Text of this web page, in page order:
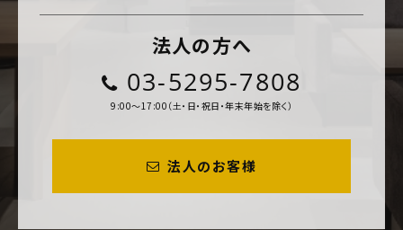
法人の方へ
03-5295-7808
9:00～17:00（土・日・祝日・年末年始を除く）
法人のお客様